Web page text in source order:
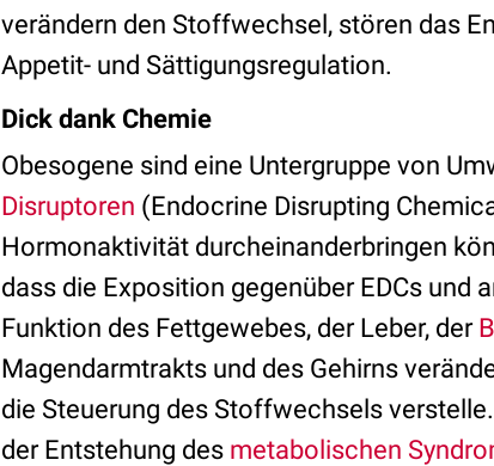
verändern den Stoffwechsel, stören das
Appetit- und Sättigungsregulation.
Dick dank Chemie
Obesogene sind eine Untergruppe von
Disruptoren (Endocrine Disrupting
Hormonaktivität durcheinanderbringen
dass die Exposition gegenüber EDCs und
Funktion des Fettgewebes, der Leber, der
Magendarmtrakts und des Gehirns
die Steuerung des Stoffwechsels
der Entstehung des metabolischen